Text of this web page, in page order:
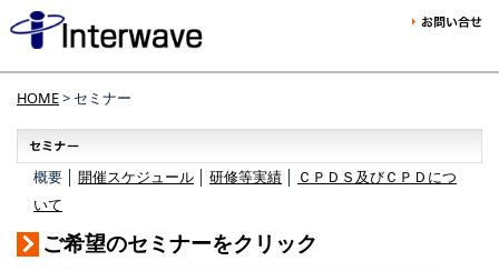
HOME> セミナー
概要 │ 開催スケジュール 研修等実績
ＣＰＤＳ及びＣＰＤにつ
いて
ご希望のセミナーをクリック